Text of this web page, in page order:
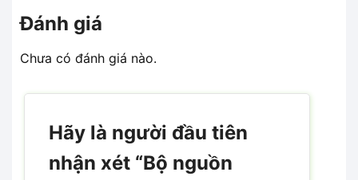
Đánh giá
Chưa có đánh giá nào.
Hãy là người đầu tiên
nhận xét “Bộ nguồn